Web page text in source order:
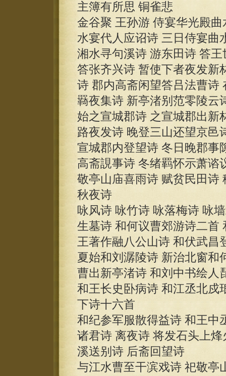
主簿有所思 铜雀悲
金谷聚 王孙游 侍宴华光殿
水宴代人应诏诗 三日侍宴曲
湘水寻句溪诗 游东田诗 答王
答张齐兴诗 暂使下者夜发新
诗 郡内高斋闲望答吕法曹诗
羇夜集诗 新亭渚别范零陵云
始之宣城郡诗 之宣城郡出新
路夜发诗 晚登三山还望京邑
宣城郡内登望诗 冬日晚郡事
高斋誢事诗 冬绪羁怀示萧谘
敬亭山庙喜雨诗 赋贫民田诗
秋夜诗
咏风诗 咏竹诗 咏落梅诗 咏
生墓诗 和何议曹郊游诗二首
王著作融八公山诗 和伏武昌
夏始和刘潺陵诗 新治北窗和
曹出新亭渚诗 和刘中书绘人
和王长史卧病诗 和江丞北戍
下诗十六首
和纪参军服散得益诗 和王中
诸君诗 离夜诗 将发石头上
溪送别诗 后斋回望诗
与江水曹至干滨戏诗 祀敬亭